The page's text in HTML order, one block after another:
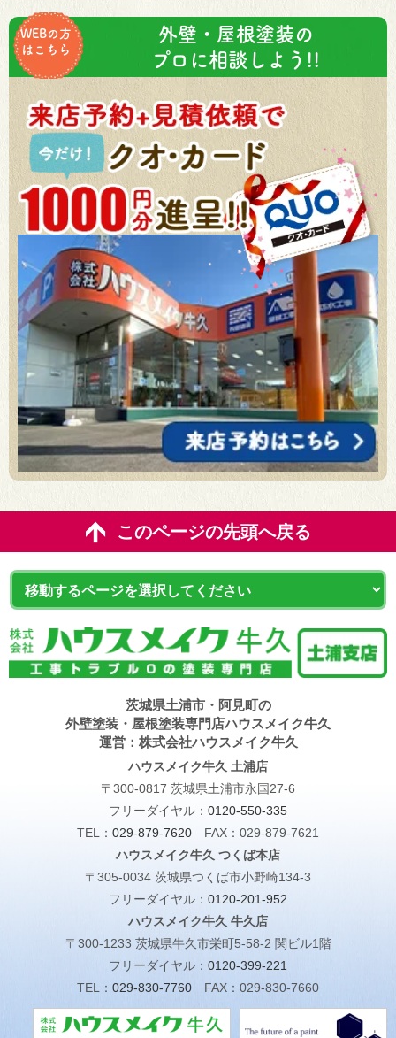
WEBの方
はこちら
外壁・屋根塗装の
プロに相談しよう!!
このページの先頭へ戻る
茨城県土浦市・阿見町の
外壁塗装・屋根塗装専門店ハウスメイク牛久
運営：株式会社ハウスメイク牛久
ハウスメイク牛久 土浦店
〒300-0817 茨城県土浦市永国27-6
フリーダイヤル： 0120-550-335
TEL： 029-879-7620 FAX：029-879-7621
ハウスメイク牛久 つくば本店
〒305-0034 茨城県つくば市小野崎134-3
フリーダイヤル： 0120-201-952
ハウスメイク牛久 牛久店
〒300-1233 茨城県牛久市栄町5-58-2 関ビル1階
フリーダイヤル： 0120-399-221
TEL： 029-830-7760 FAX：029-830-7660